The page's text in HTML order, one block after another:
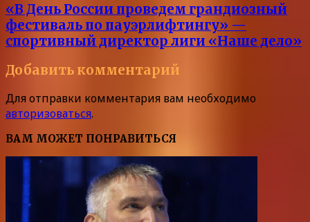
«В День России проведем грандиозный
фестиваль по пауэрлифтингу» —
спортивный директор лиги «Наше дело»
Добавить комментарий
Для отправки комментария вам необходимо
авторизоваться.
ВАМ МОЖЕТ ПОНРАВИТЬСЯ